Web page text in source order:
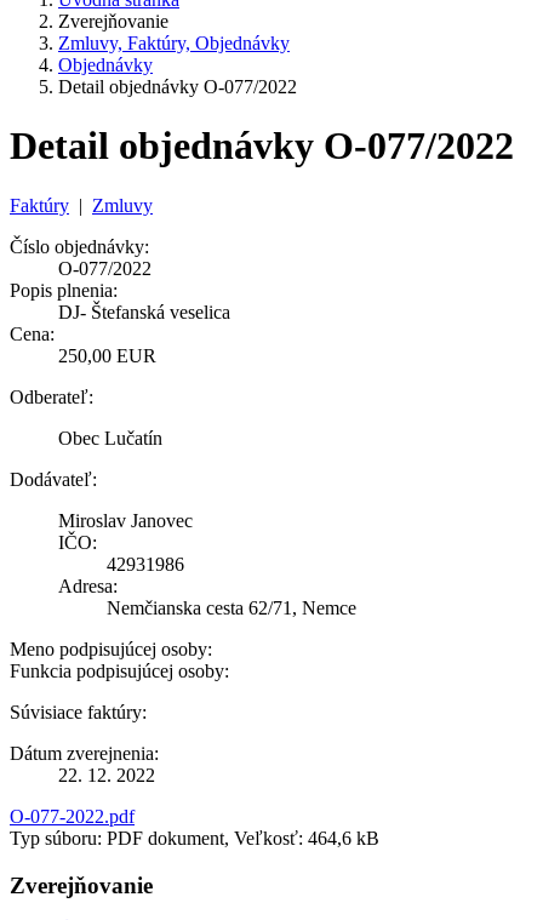
Zverejňovanie
Zmluvy, Faktúry, Objednávky
Objednávky
Detail objednávky O-077/2022
Detail objednávky O-077/2022
Faktúry | Zmluvy
Číslo objednávky:
O-077/2022
Popis plnenia:
DJ- Štefanská veselica
Cena:
250,00 EUR
Odberateľ:
Obec Lučatín
Dodávateľ:
Miroslav Janovec
IČO:
42931986
Adresa:
Nemčianska cesta 62/71, Nemce
Meno podpisujúcej osoby:
Funkcia podpisujúcej osoby:
Súvisiace faktúry:
Dátum zverejnenia:
22. 12. 2022
O-077-2022.pdf
Typ súboru: PDF dokument, Veľkosť: 464,6 kB
Zverejňovanie